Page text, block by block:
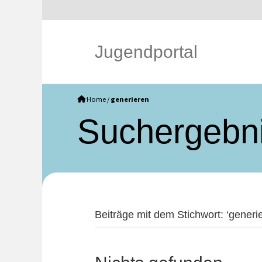
Jugendportal
Home / generieren
Beiträge mit dem Stichwort: